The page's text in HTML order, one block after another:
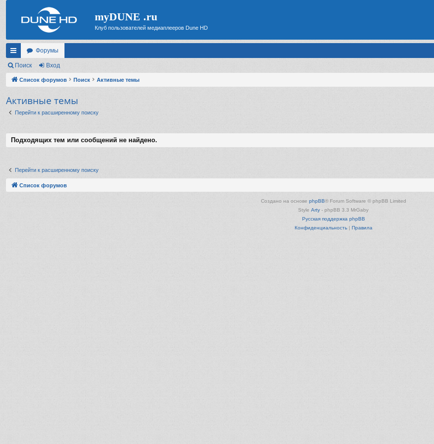
myDUNE .ru
Клуб пользователей медиаплееров Dune HD
с
ы
и
Форумы
Поиск Вход
Список форумов Поиск Активные темы
Активные темы
Перейти к расширенному поиску
Подходящих тем или сообщений не найдено.
Перейти к расширенному поиску
Список форумов
Создано на основе phpBB® Forum Software © phpBB Limited
Style Arty - phpBB 3.3 MrGaby
Русская поддержка phpBB
Конфиденциальность| Правила